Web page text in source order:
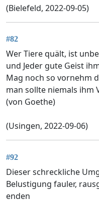
(Bielefeld, 2022-09-05)
#82
Wer Tiere quält, ist
und Jeder gute Geist
Mag noch so vornehm
man sollte niemals ihm
(von Goethe)
(Usingen, 2022-09-06)
#92
Dieser schreckliche
Belustigung fauler,
enden